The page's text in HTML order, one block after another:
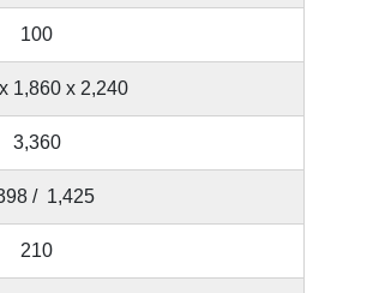
100
1,860 x 2,240
3,360
/ 1,425
210